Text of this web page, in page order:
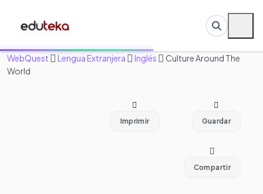
WebQuest Lengua Extranjera Inglés
Culture Around The
World
Imprimir Guardar
Compartir